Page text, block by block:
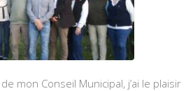
mon Conseil Municipal, j’ai le plaisir